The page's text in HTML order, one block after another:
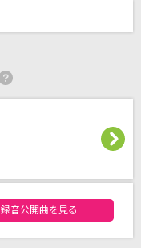
録音公開曲を見る